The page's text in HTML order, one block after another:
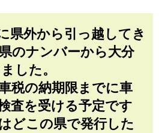
県外から引っ越してき
のナンバーから大分
した。
税の納期限までに車
査を受ける予定です
どこの県で発行した